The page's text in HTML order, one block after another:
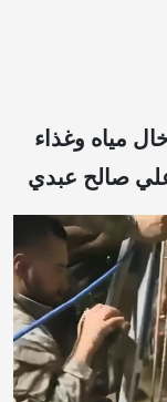
مياه وغذاء
صالح عبدي